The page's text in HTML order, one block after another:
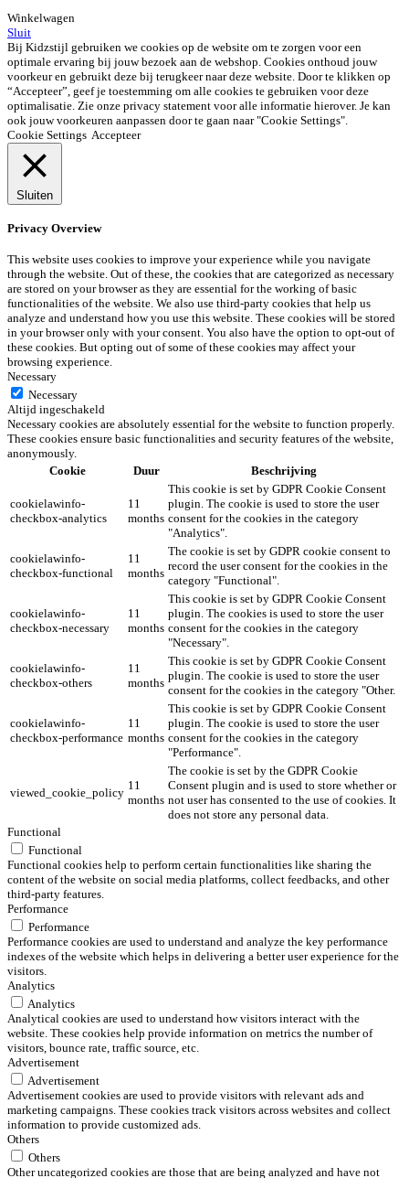
Winkelwagen
Sluit
Bij Kidzstijl gebruiken we cookies op de website om te zorgen voor een
optimale ervaring bij jouw bezoek aan de webshop. Cookies onthoud jouw
voorkeur en gebruikt deze bij terugkeer naar deze website. Door te klikken op
“Accepteer”, geef je toestemming om alle cookies te gebruiken voor deze
optimalisatie. Zie onze privacy statement voor alle informatie hierover. Je kan
ook jouw voorkeuren aanpassen door te gaan naar "Cookie Settings".
Cookie Settings Accepteer
Sluiten
Privacy Overview
This website uses cookies to improve your experience while you navigate
through the website. Out of these, the cookies that are categorized as necessary
are stored on your browser as they are essential for the working of basic
functionalities of the website. We also use third-party cookies that help us
analyze and understand how you use this website. These cookies will be stored
in your browser only with your consent. You also have the option to opt-out of
these cookies. But opting out of some of these cookies may affect your
browsing experience.
Necessary
Necessary
Altijd ingeschakeld
Necessary cookies are absolutely essential for the website to function properly.
These cookies ensure basic functionalities and security features of the website,
anonymously.
Cookie
Duur Beschrijving
cookielawinfo-
checkbox-analytics
11
months
This cookie is set by GDPR Cookie Consent
plugin. The cookie is used to store the user
consent for the cookies in the category
"Analytics".
cookielawinfo-
checkbox-functional
11
months
The cookie is set by GDPR cookie consent to
record the user consent for the cookies in the
category "Functional".
cookielawinfo-
checkbox-necessary
11
months
This cookie is set by GDPR Cookie Consent
plugin. The cookies is used to store the user
consent for the cookies in the category
"Necessary".
cookielawinfo-
checkbox-others
11
months
This cookie is set by GDPR Cookie Consent
plugin. The cookie is used to store the user
consent for the cookies in the category "Other.
cookielawinfo-
checkbox-performance
11
months
This cookie is set by GDPR Cookie Consent
plugin. The cookie is used to store the user
consent for the cookies in the category
"Performance".
viewed_cookie_policy
11
months
The cookie is set by the GDPR Cookie
Consent plugin and is used to store whether or
not user has consented to the use of cookies. It
does not store any personal data.
Functional
Functional
Functional cookies help to perform certain functionalities like sharing the
content of the website on social media platforms, collect feedbacks, and other
third-party features.
Performance
Performance
Performance cookies are used to understand and analyze the key performance
indexes of the website which helps in delivering a better user experience for the
visitors.
Analytics
Analytics
Analytical cookies are used to understand how visitors interact with the
website. These cookies help provide information on metrics the number of
visitors, bounce rate, traffic source, etc.
Advertisement
Advertisement
Advertisement cookies are used to provide visitors with relevant ads and
marketing campaigns. These cookies track visitors across websites and collect
information to provide customized ads.
Others
Others
Other uncategorized cookies are those that are being analyzed and have not